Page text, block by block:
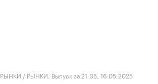
РЫНКИ / РЫНКИ. Выпуск за 21:05, 16.05.2025